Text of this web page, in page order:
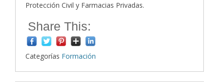
Protección Civil y Farmacias Privadas.
Share This:
Categorías Formación